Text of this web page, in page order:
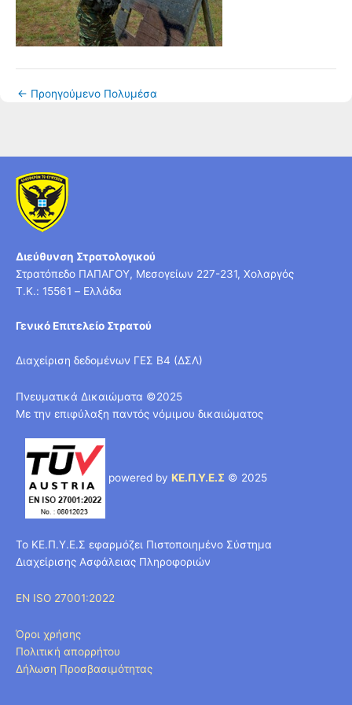
← Προηγούμενο Πολυμέσα
Διεύθυνση Στρατολογικού
Στρατόπεδο ΠΑΠΑΓΟΥ, Μεσογείων 227-231, Χολαργός
T.K.: 15561 – Ελλάδα
Γενικό Επιτελείο Στρατού
Διαχείριση δεδομένων ΓΕΣ Β4 (ΔΣΛ)
Πνευματικά Δικαιώματα ©2025
Με την επιφύλαξη παντός νόμιμου δικαιώματος
powered by ΚΕ.Π.Υ.Ε.Σ © 2025
Το ΚΕ.Π.Υ.Ε.Σ εφαρμόζει Πιστοποιημένο Σύστημα
Διαχείρισης Ασφάλειας Πληροφοριών
EN ISO 27001:2022
Όροι χρήσης
Πολιτική απορρήτου
Δήλωση Προσβασιμότητας